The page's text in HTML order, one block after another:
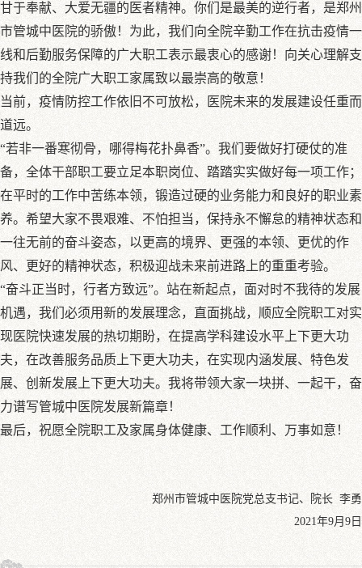
甘于奉献、大爱无疆的医者精神。你们是最美的逆行者，是郑州
市管城中医院的骄傲！为此，我们向全院辛勤工作在抗击疫情一
线和后勤服务保障的广大职工表示最衷心的感谢！向关心理解支
持我们的全院广大职工家属致以最崇高的敬意！
当前，疫情防控工作依旧不可放松，医院未来的发展建设任重而
道远。
“若非一番寒彻骨，哪得梅花扑鼻香”。我们要做好打硬仗的准
备，全体干部职工要立足本职岗位、踏踏实实做好每一项工作；
在平时的工作中苦练本领，锻造过硬的业务能力和良好的职业素
养。希望大家不畏艰难、不怕担当，保持永不懈怠的精神状态和
一往无前的奋斗姿态，以更高的境界、更强的本领、更优的作
风、更好的精神状态，积极迎战未来前进路上的重重考验。
“奋斗正当时，行者方致远”。站在新起点，面对时不我待的发展
机遇，我们必须用新的发展理念，直面挑战，顺应全院职工对实
现医院快速发展的热切期盼，在提高学科建设水平上下更大功
夫，在改善服务品质上下更大功夫，在实现内涵发展、特色发
展、创新发展上下更大功夫。我将带领大家一块拼、一起干，奋
力谱写管城中医院发展新篇章！
最后，祝愿全院职工及家属身体健康、工作顺利、万事如意！
郑州市管城中医院党总支书记、院长 李勇
2021年9月9日